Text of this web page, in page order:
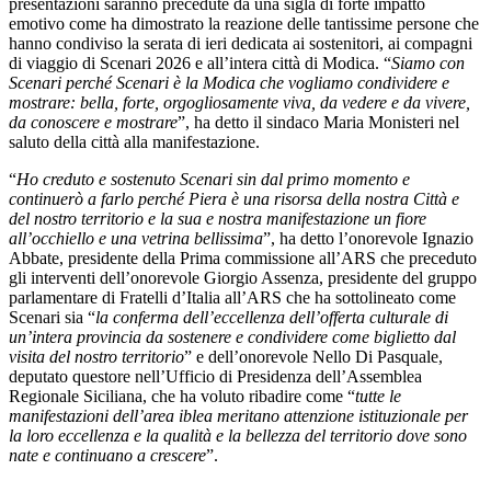
emotivo come ha dimostrato la reazione delle tantissime persone che
hanno condiviso la serata di ieri dedicata ai sostenitori, ai compagni
di viaggio di Scenari 2026 e all’intera città di Modica. “Siamo con
Scenari perché Scenari è la Modica che vogliamo condividere e
mostrare: bella, forte, orgogliosamente viva, da vedere e da vivere,
da conoscere e mostrare”, ha detto il sindaco Maria Monisteri nel
saluto della città alla manifestazione.
“Ho creduto e sostenuto Scenari sin dal primo momento e
continuerò a farlo perché Piera è una risorsa della nostra Città e
del nostro territorio e la sua e nostra manifestazione un fiore
all’occhiello e una vetrina bellissima”, ha detto l’onorevole Ignazio
Abbate, presidente della Prima commissione all’ARS che preceduto
gli interventi dell’onorevole Giorgio Assenza, presidente del gruppo
parlamentare di Fratelli d’Italia all’ARS che ha sottolineato come
Scenari sia “la conferma dell’eccellenza dell’offerta culturale di
un’intera provincia da sostenere e condividere come biglietto dal
visita del nostro territorio” e dell’onorevole Nello Di Pasquale,
deputato questore nell’Ufficio di Presidenza dell’Assemblea
Regionale Siciliana, che ha voluto ribadire come “tutte le
manifestazioni dell’area iblea meritano attenzione istituzionale per
la loro eccellenza e la qualità e la bellezza del territorio dove sono
nate e continuano a crescere”.